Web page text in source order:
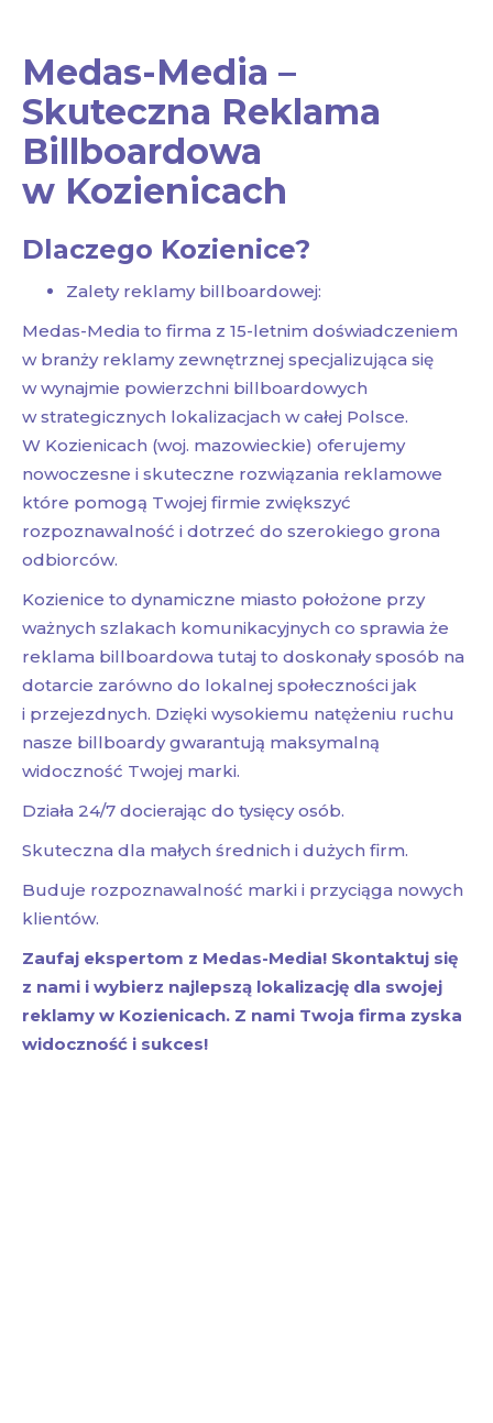
Medas-Media –
Skuteczna Reklama
Billboardowa
w Kozienicach
Dlaczego Kozienice?
Zalety reklamy billboardowej:
Medas-Media to firma z 15-letnim doświadczeniem
w branży reklamy zewnętrznej specjalizująca się
w wynajmie powierzchni billboardowych
w strategicznych lokalizacjach w całej Polsce.
W Kozienicach (woj. mazowieckie) oferujemy
nowoczesne i skuteczne rozwiązania reklamowe
które pomogą Twojej firmie zwiększyć
rozpoznawalność i dotrzeć do szerokiego grona
odbiorców.
Kozienice to dynamiczne miasto położone przy
ważnych szlakach komunikacyjnych co sprawia że
reklama billboardowa tutaj to doskonały sposób na
dotarcie zarówno do lokalnej społeczności jak
i przejezdnych. Dzięki wysokiemu natężeniu ruchu
nasze billboardy gwarantują maksymalną
widoczność Twojej marki.
Działa 24/7 docierając do tysięcy osób.
Skuteczna dla małych średnich i dużych firm.
Buduje rozpoznawalność marki i przyciąga nowych
klientów.
Zaufaj ekspertom z Medas-Media! Skontaktuj się
z nami i wybierz najlepszą lokalizację dla swojej
reklamy w Kozienicach. Z nami Twoja firma zyska
widoczność i sukces!